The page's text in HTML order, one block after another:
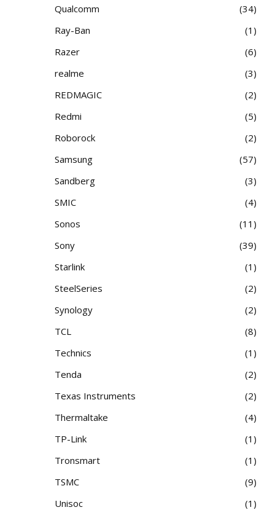
Qualcomm
34
Ray-Ban
1
Razer
6
realme
3
REDMAGIC
2
Redmi
5
Roborock
2
Samsung
57
Sandberg
3
SMIC
4
Sonos
11
Sony
39
Starlink
1
SteelSeries
2
Synology
2
TCL
8
Technics
1
Tenda
2
Texas Instruments
2
Thermaltake
4
TP-Link
1
Tronsmart
1
TSMC
9
Unisoc
1